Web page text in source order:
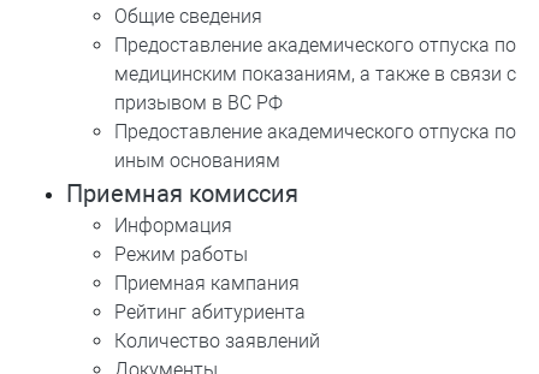
Общие сведения
Предоставление академического отпуска по
медицинским показаниям, а также в связи с
призывом в ВС РФ
Предоставление академического отпуска по
иным основаниям
Приемная комиссия
Информация
Режим работы
Приемная кампания
Рейтинг абитуриента
Количество заявлений
Документы